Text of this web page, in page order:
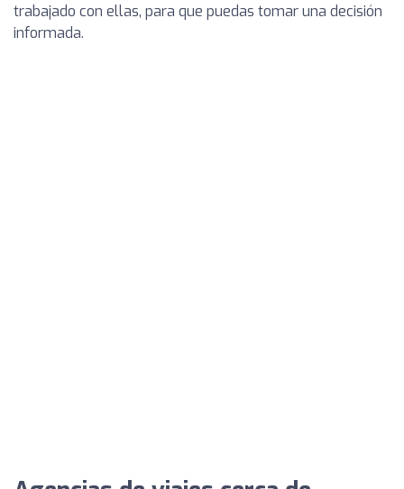
trabajado con ellas, para que puedas tomar una decisión
informada.